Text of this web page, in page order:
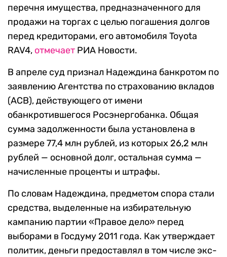
перечня имущества, предназначенного для
продажи на торгах с целью погашения долгов
перед кредиторами, его автомобиля Toyota
RAV4, отмечает РИА Новости.
В апреле суд признал Надеждина банкротом по
заявлению Агентства по страхованию вкладов
(АСВ), действующего от имени
обанкротившегося Росэнергобанка. Общая
сумма задолженности была установлена в
размере 77,4 млн рублей, из которых 26,2 млн
рублей — основной долг, остальная сумма —
начисленные проценты и штрафы.
По словам Надеждина, предметом спора стали
средства, выделенные на избирательную
кампанию партии «Правое дело» перед
выборами в Госдуму 2011 года. Как утверждает
политик, деньги предоставлял в том числе экс-